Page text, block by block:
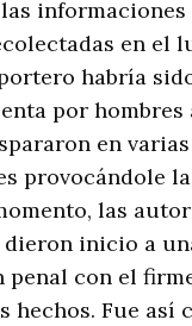
en el
habría
por hombres
en varias
provocándole
las
dieron inicio a
penal con el
hechos. Fue así